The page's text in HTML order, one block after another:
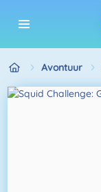
Avontuur